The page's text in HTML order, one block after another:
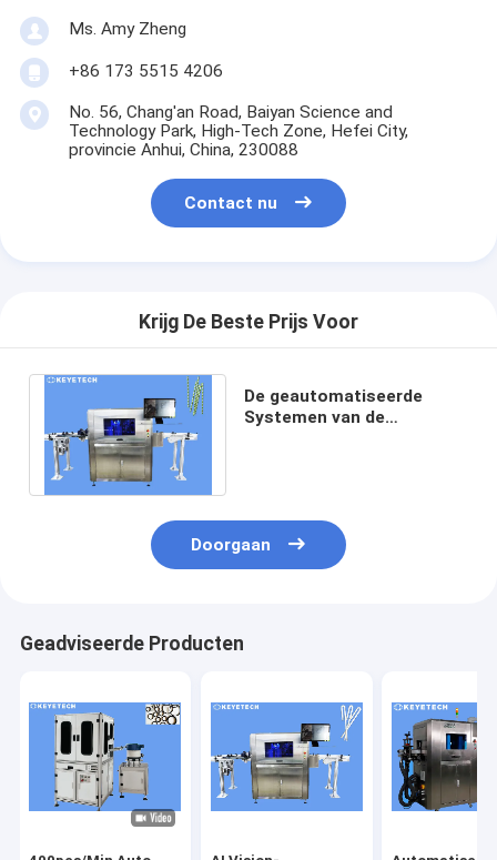
Ms. Amy Zheng
+86 173 5515 4206
No. 56, Chang'an Road, Baiyan Science and
Technology Park, High-Tech Zone, Hefei City,
provincie Anhui, China, 230088
Contact nu
Krijg De Beste Prijs Voor
De geautomatiseerde
Systemen van de
Doorgaan
Geadviseerde Producten